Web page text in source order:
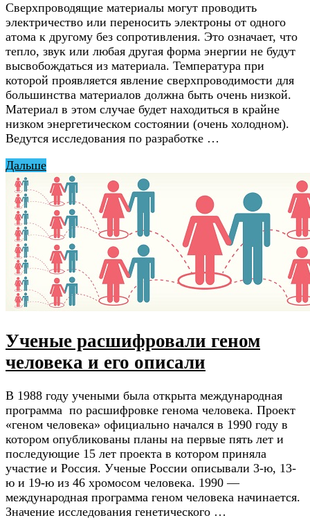
Сверхпроводящие материалы могут проводить
электричество или переносить электроны от одного
атома к другому без сопротивления. Это означает, что
тепло, звук или любая другая форма энергии не будут
высвобождаться из материала. Температура при
которой проявляется явление сверхпроводимости для
большинства материалов должна быть очень низкой.
Материал в этом случае будет находиться в крайне
низком энергетическом состоянии (очень холодном).
Ведутся исследования по разработке …
Дальше
Ученые расшифровали геном
человека и его описали
В 1988 году учеными была открыта международная
программа по расшифровке генома человека. Проект
«геном человека» официально начался в 1990 году в
котором опубликованы планы на первые пять лет и
последующие 15 лет проекта в котором приняла
участие и Россия. Ученые России описывали 3-ю, 13-
ю и 19-ю из 46 хромосом человека. 1990 —
международная программа геном человека начинается.
Значение исследования генетического …